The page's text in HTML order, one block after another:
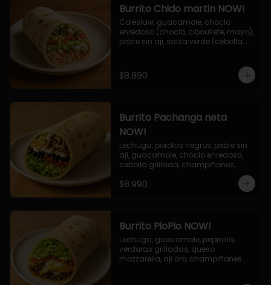
Burrito Chido martin NOW!
Coleslaw, guacamole, choclo
enredoso (choclo, ciboullete, mayo),
pebre sin aji, salsa verde (cebolla,
$8.990
Burrito Pachanga neta
NOW!
Lechuga, porotos negros, pebre sin
aji, guacamole, choclo enredoso,
cebolla grillada, champiñones,
$8.990
Burrito PioPio NOW!
Lechuga, guacamole, pepinillo,
verduras grilladas, queso
mozzarella, aji oro, champiñones